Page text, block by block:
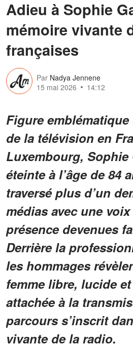
Adieu à Sophie
mémoire vivante
françaises
Par Nadya Jennene
15 mai 2026
14:12
Figure
de la télévision en
Luxembourg, Sophie
éteinte à l’âge de 84
traversé plus d’un
médias avec une
présence devenues
Derrière la
les hommages
femme libre, lucide
attachée à la
parcours s’inscrit
vivante de la radio.